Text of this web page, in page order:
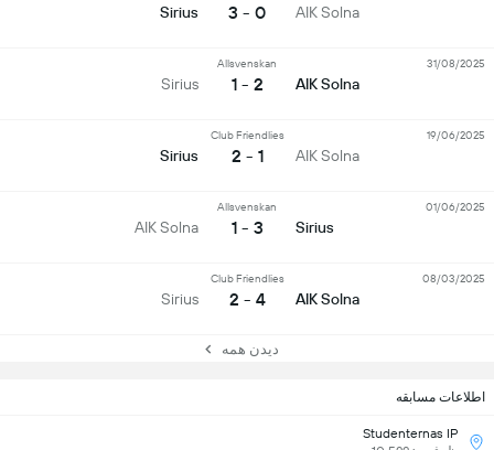
اطلاعات مسابقه
Studenternas IP
AIK Solna
0 - 3
Sirius
AIK Solna
Allsvenskan
2 - 1
Sirius
31/08/2025
AIK Solna
Club Friendlies
1 - 2
Sirius
19/06/2025
Sirius
Allsvenskan
3 - 1
AIK Solna
01/06/2025
AIK Solna
Club Friendlies
4 - 2
Sirius
08/03/2025
دیدن همه